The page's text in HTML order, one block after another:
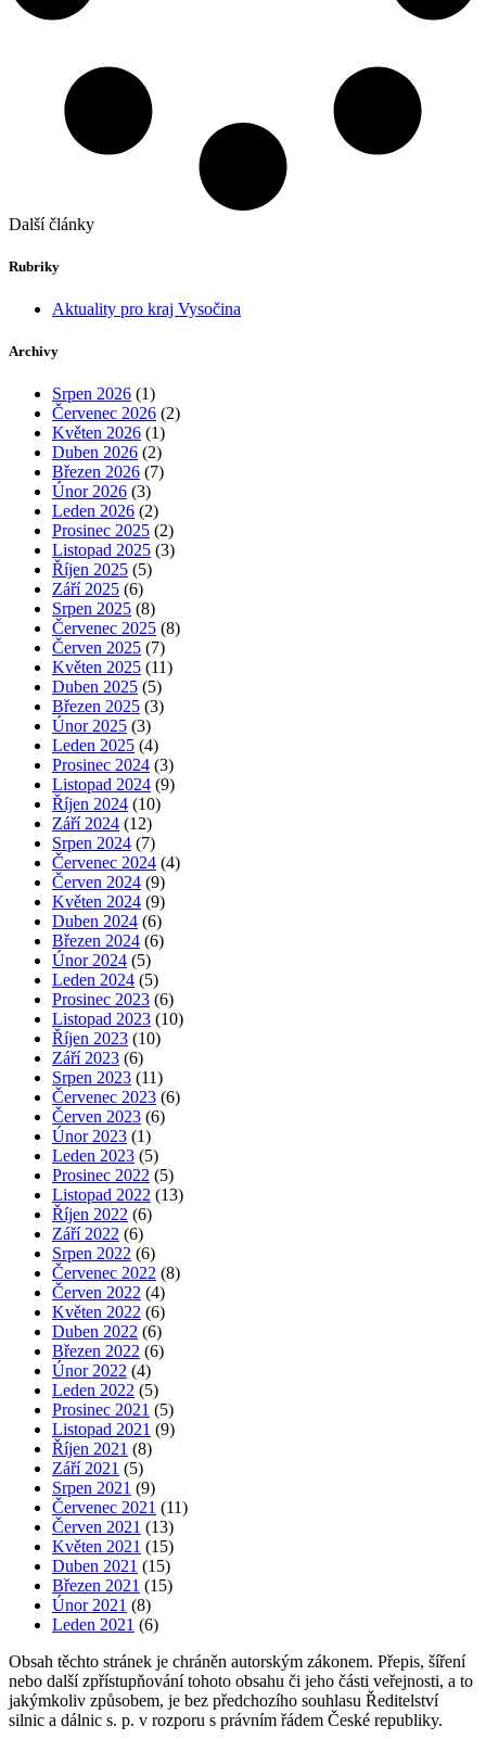
Další články
Rubriky
Aktuality pro kraj Vysočina
Archivy
Srpen 2026 (1)
Červenec 2026 (2)
Květen 2026 (1)
Duben 2026 (2)
Březen 2026 (7)
Únor 2026 (3)
Leden 2026 (2)
Prosinec 2025 (2)
Listopad 2025 (3)
Říjen 2025 (5)
Září 2025 (6)
Srpen 2025 (8)
Červenec 2025 (8)
Červen 2025 (7)
Květen 2025 (11)
Duben 2025 (5)
Březen 2025 (3)
Únor 2025 (3)
Leden 2025 (4)
Prosinec 2024 (3)
Listopad 2024 (9)
Říjen 2024 (10)
Září 2024 (12)
Srpen 2024 (7)
Červenec 2024 (4)
Červen 2024 (9)
Květen 2024 (9)
Duben 2024 (6)
Březen 2024 (6)
Únor 2024 (5)
Leden 2024 (5)
Prosinec 2023 (6)
Listopad 2023 (10)
Říjen 2023 (10)
Září 2023 (6)
Srpen 2023 (11)
Červenec 2023 (6)
Červen 2023 (6)
Únor 2023 (1)
Leden 2023 (5)
Prosinec 2022 (5)
Listopad 2022 (13)
Říjen 2022 (6)
Září 2022 (6)
Srpen 2022 (6)
Červenec 2022 (8)
Červen 2022 (4)
Květen 2022 (6)
Duben 2022 (6)
Březen 2022 (6)
Únor 2022 (4)
Leden 2022 (5)
Prosinec 2021 (5)
Listopad 2021 (9)
Říjen 2021 (8)
Září 2021 (5)
Srpen 2021 (9)
Červenec 2021 (11)
Červen 2021 (13)
Květen 2021 (15)
Duben 2021 (15)
Březen 2021 (15)
Únor 2021 (8)
Leden 2021 (6)
Obsah těchto stránek je chráněn autorským zákonem. Přepis, šíření
nebo další zpřístupňování tohoto obsahu či jeho části veřejnosti, a to
jakýmkoliv způsobem, je bez předchozího souhlasu Ředitelství
silnic a dálnic s. p. v rozporu s právním řádem České republiky.